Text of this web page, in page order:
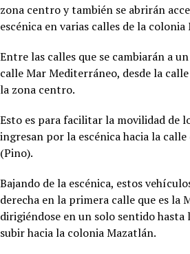
zona centro y también se abrirán
escénica en varias calles de la
Entre las calles que se cambiarán a
calle Mar Mediterráneo, desde la
la zona centro.
Esto es para facilitar la movilidad de
ingresan por la escénica hacia la
(Pino).
Bajando de la escénica, estos
derecha en la primera calle que es la
dirigiéndose en un solo sentido hasta
subir hacia la colonia Mazatlán.